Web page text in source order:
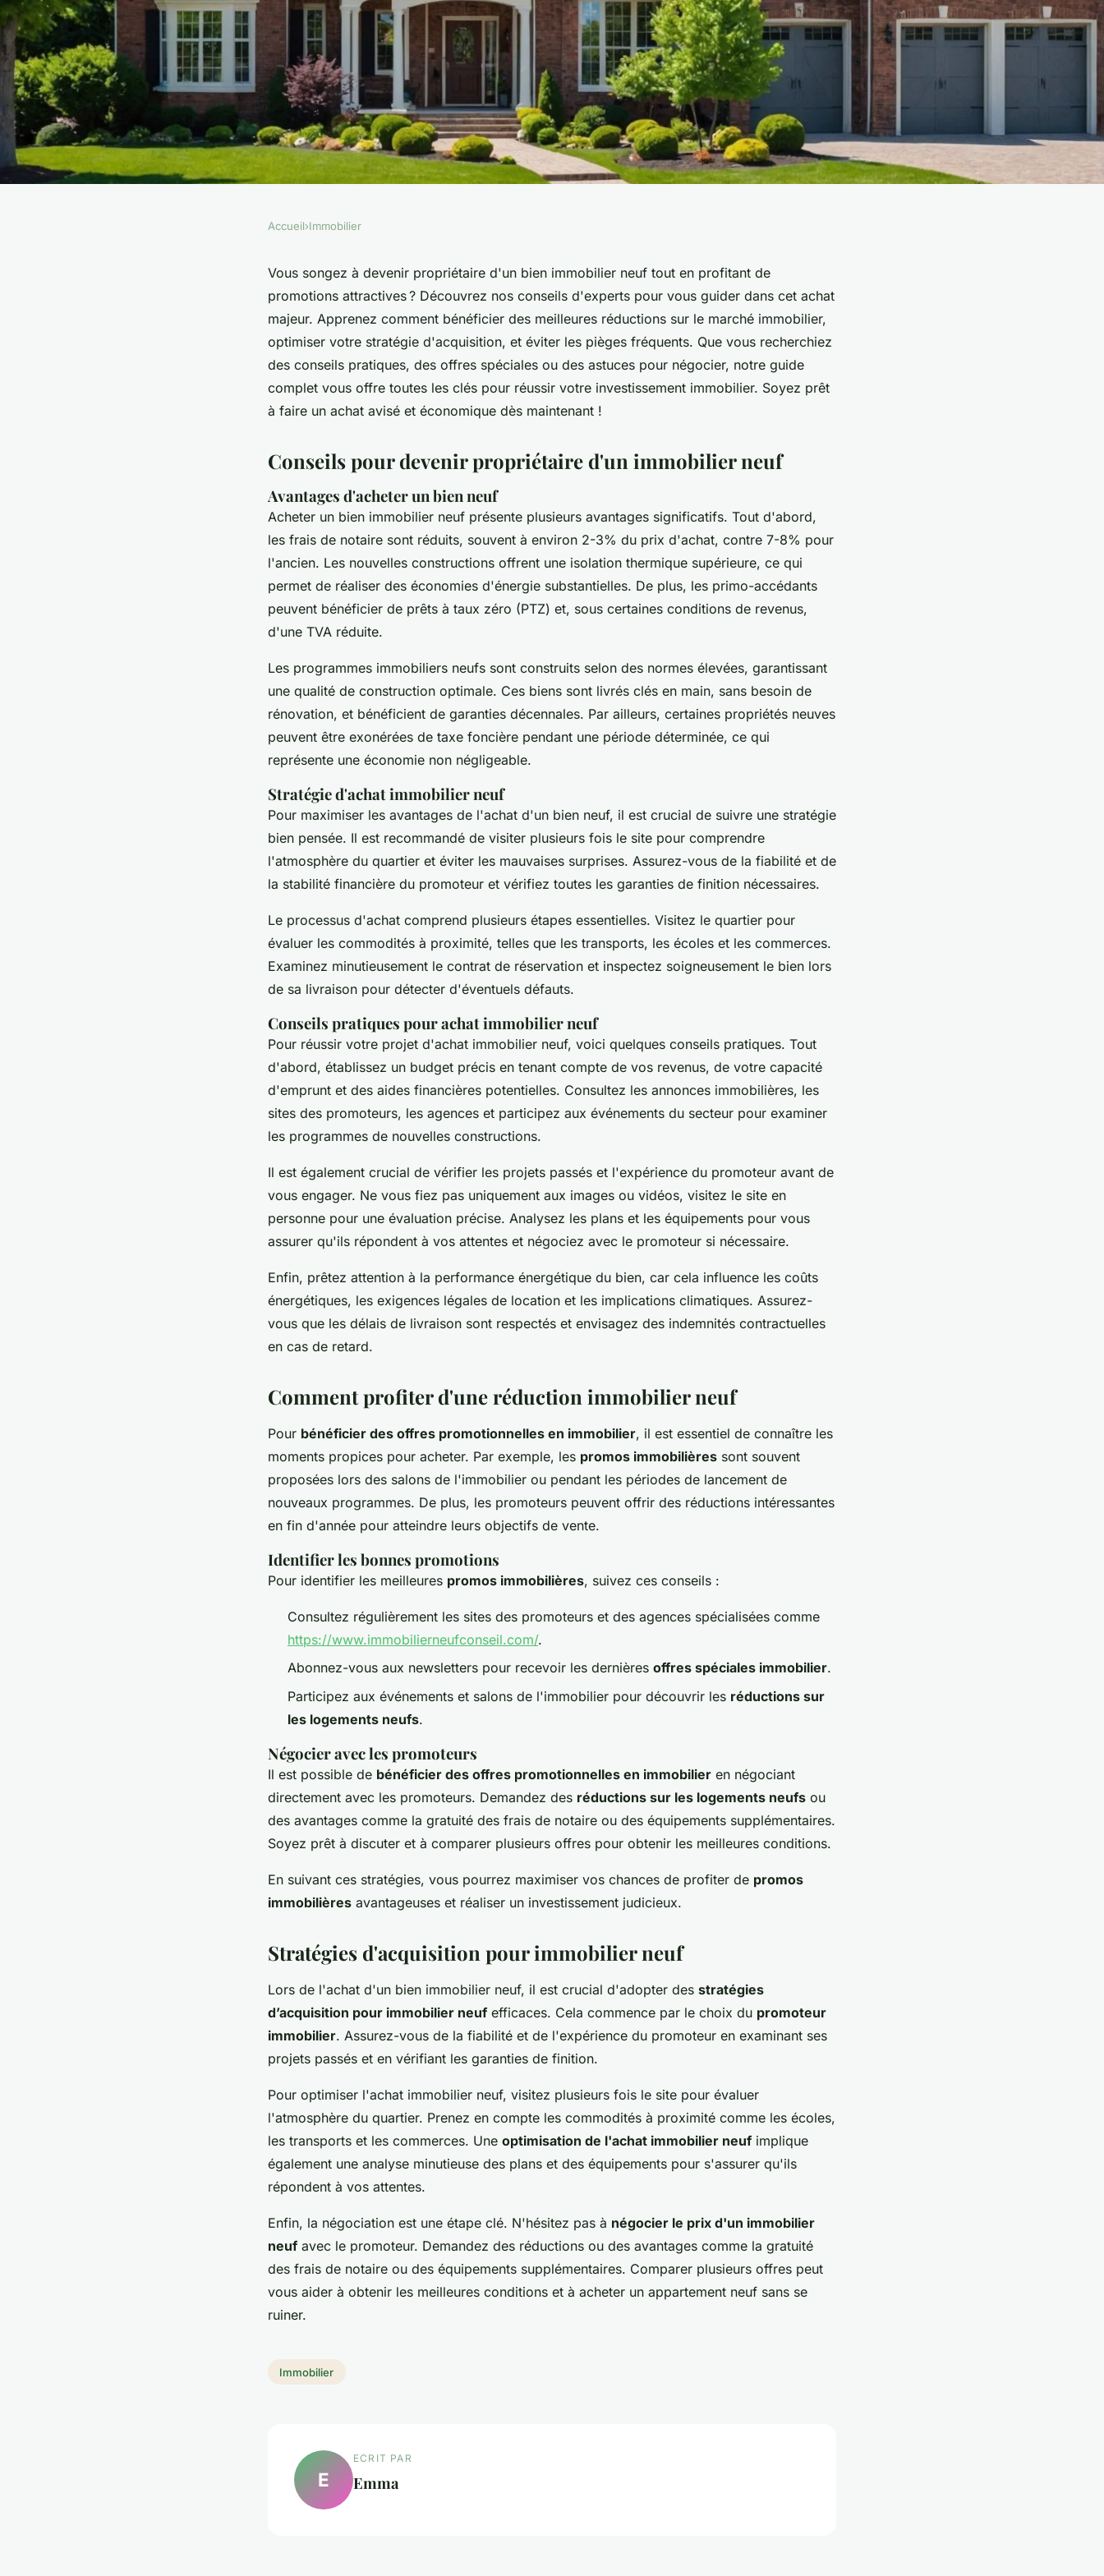
Conseils experts de votre agence
immobilier neuf à prix promo
4 min de lecture
Accueil›Immobilier
Vous songez à devenir propriétaire d'un bien immobilier neuf tout en profitant de
promotions attractives ? Découvrez nos conseils d'experts pour vous guider dans cet achat
majeur. Apprenez comment bénéficier des meilleures réductions sur le marché immobilier,
optimiser votre stratégie d'acquisition, et éviter les pièges fréquents. Que vous recherchiez
des conseils pratiques, des offres spéciales ou des astuces pour négocier, notre guide
complet vous offre toutes les clés pour réussir votre investissement immobilier. Soyez prêt
à faire un achat avisé et économique dès maintenant !
Conseils pour devenir propriétaire d'un immobilier neuf
Avantages d'acheter un bien neuf
Acheter un bien immobilier neuf présente plusieurs avantages significatifs. Tout d'abord,
les frais de notaire sont réduits, souvent à environ 2-3% du prix d'achat, contre 7-8% pour
l'ancien. Les nouvelles constructions offrent une isolation thermique supérieure, ce qui
permet de réaliser des économies d'énergie substantielles. De plus, les primo-accédants
peuvent bénéficier de prêts à taux zéro (PTZ) et, sous certaines conditions de revenus,
d'une TVA réduite.
Les programmes immobiliers neufs sont construits selon des normes élevées, garantissant
une qualité de construction optimale. Ces biens sont livrés clés en main, sans besoin de
rénovation, et bénéficient de garanties décennales. Par ailleurs, certaines propriétés neuves
peuvent être exonérées de taxe foncière pendant une période déterminée, ce qui
représente une économie non négligeable.
Stratégie d'achat immobilier neuf
Pour maximiser les avantages de l'achat d'un bien neuf, il est crucial de suivre une stratégie
bien pensée. Il est recommandé de visiter plusieurs fois le site pour comprendre
l'atmosphère du quartier et éviter les mauvaises surprises. Assurez-vous de la fiabilité et de
la stabilité financière du promoteur et vérifiez toutes les garanties de finition nécessaires.
Le processus d'achat comprend plusieurs étapes essentielles. Visitez le quartier pour
évaluer les commodités à proximité, telles que les transports, les écoles et les commerces.
Examinez minutieusement le contrat de réservation et inspectez soigneusement le bien lors
de sa livraison pour détecter d'éventuels défauts.
Conseils pratiques pour achat immobilier neuf
Pour réussir votre projet d'achat immobilier neuf, voici quelques conseils pratiques. Tout
d'abord, établissez un budget précis en tenant compte de vos revenus, de votre capacité
d'emprunt et des aides financières potentielles. Consultez les annonces immobilières, les
sites des promoteurs, les agences et participez aux événements du secteur pour examiner
les programmes de nouvelles constructions.
Il est également crucial de vérifier les projets passés et l'expérience du promoteur avant de
vous engager. Ne vous fiez pas uniquement aux images ou vidéos, visitez le site en
personne pour une évaluation précise. Analysez les plans et les équipements pour vous
assurer qu'ils répondent à vos attentes et négociez avec le promoteur si nécessaire.
Enfin, prêtez attention à la performance énergétique du bien, car cela influence les coûts
énergétiques, les exigences légales de location et les implications climatiques. Assurez-
vous que les délais de livraison sont respectés et envisagez des indemnités contractuelles
en cas de retard.
Comment profiter d'une réduction immobilier neuf
Pour bénéficier des offres promotionnelles en immobilier, il est essentiel de connaître les
moments propices pour acheter. Par exemple, les promos immobilières sont souvent
proposées lors des salons de l'immobilier ou pendant les périodes de lancement de
nouveaux programmes. De plus, les promoteurs peuvent offrir des réductions intéressantes
en fin d'année pour atteindre leurs objectifs de vente.
Identifier les bonnes promotions
Pour identifier les meilleures promos immobilières, suivez ces conseils :
Consultez régulièrement les sites des promoteurs et des agences spécialisées comme
https://www.immobilierneufconseil.com/.
Abonnez-vous aux newsletters pour recevoir les dernières offres spéciales immobilier.
Participez aux événements et salons de l'immobilier pour découvrir les réductions sur
les logements neufs.
Négocier avec les promoteurs
Il est possible de bénéficier des offres promotionnelles en immobilier en négociant
directement avec les promoteurs. Demandez des réductions sur les logements neufs ou
des avantages comme la gratuité des frais de notaire ou des équipements supplémentaires.
Soyez prêt à discuter et à comparer plusieurs offres pour obtenir les meilleures conditions.
En suivant ces stratégies, vous pourrez maximiser vos chances de profiter de promos
immobilières avantageuses et réaliser un investissement judicieux.
Stratégies d'acquisition pour immobilier neuf
Lors de l'achat d'un bien immobilier neuf, il est crucial d'adopter des stratégies
d’acquisition pour immobilier neuf efficaces. Cela commence par le choix du promoteur
immobilier. Assurez-vous de la fiabilité et de l'expérience du promoteur en examinant ses
projets passés et en vérifiant les garanties de finition.
Pour optimiser l'achat immobilier neuf, visitez plusieurs fois le site pour évaluer
l'atmosphère du quartier. Prenez en compte les commodités à proximité comme les écoles,
les transports et les commerces. Une optimisation de l'achat immobilier neuf implique
également une analyse minutieuse des plans et des équipements pour s'assurer qu'ils
répondent à vos attentes.
Enfin, la négociation est une étape clé. N'hésitez pas à négocier le prix d'un immobilier
neuf avec le promoteur. Demandez des réductions ou des avantages comme la gratuité
des frais de notaire ou des équipements supplémentaires. Comparer plusieurs offres peut
vous aider à obtenir les meilleures conditions et à acheter un appartement neuf sans se
ruiner.
Immobilier
E
ECRIT PAR
Emma